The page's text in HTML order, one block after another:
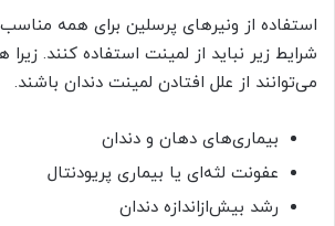
استفاده از ونیرهای پرسلین برای همه
شرایط زیر نباید از لمینت استفاده کنند. زیرا
می‌توانند از علل افتادن لمینت دندان باشند.
بیماری‌های دهان و دندان
عفونت لثه‌ای یا بیماری پریودنتال
رشد بیش‌ازاندازه دندان